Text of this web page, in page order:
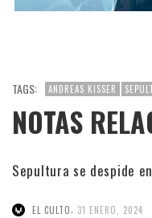
TAGS: ANDREAS KISSER
NOTAS
Sepultura se despide
EL CULTO, 31 ENERO, 2024